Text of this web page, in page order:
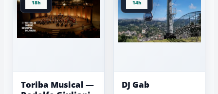
18h
Toriba Musical —
14h
DJ Gab